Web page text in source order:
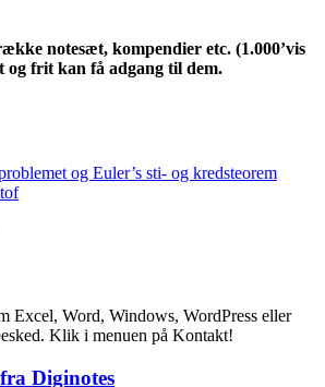
notesæt, kompendier etc. (1.000’vis
og frit kan få adgang til dem.
og Euler’s sti- og kredsteorem
Excel, Word, Windows, WordPress eller
Klik i menuen på Kontakt!
Diginotes